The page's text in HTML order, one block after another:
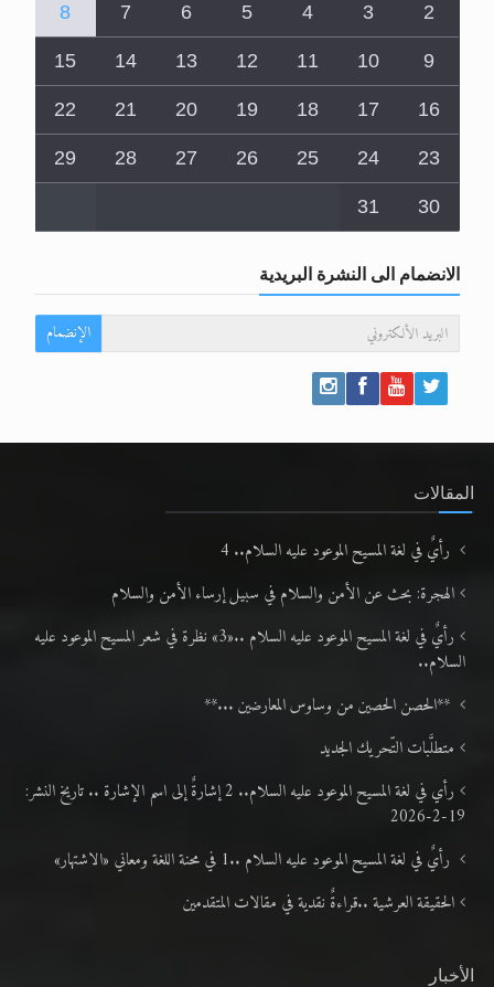
2
3
4
5
6
7
8
9
10
11
12
13
14
15
16
17
18
19
20
21
22
23
24
25
26
27
28
29
30
31
الانضمام الى النشرة البريدية
الإنضمام
المقالات
رأيٌ في لغة المسيح الموعود عليه السلام.. 4
الهجرة: بحث عن الأمن والسلام في سبيل إرساء الأمن والسلام
رأيٌ في لغة المسيح الموعود عليه السلام ..«3» نظرة في شعر المسيح الموعود عليه
السلام..
**الحصن الحصين من وساوس المعارضين ...**
متطلَّبات التّحريك الجديد
رأي في لغة المسيح الموعود عليه السلام.. 2 إشارةٌ إلى اسم الإشارة .. تاريخ النشر:
19-2-2026
رأيٌ في لغة المسيح الموعود عليه السلام ..1 في محنة اللغة ومعاني «الاشتهار»
الحقيقة العرشية ..قراءةٌ نقدية في مقالات المتقدمين
الأخبار